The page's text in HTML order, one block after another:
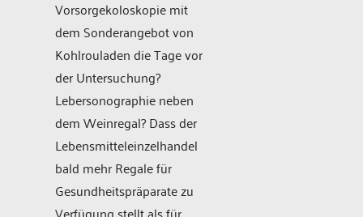
Vorsorgekoloskopie mit
dem Sonderangebot von
Kohlrouladen die Tage vor
der Untersuchung?
Lebersonographie neben
dem Weinregal? Dass der
Lebensmitteleinzelhandel
bald mehr Regale für
Gesundheitspräparate zu